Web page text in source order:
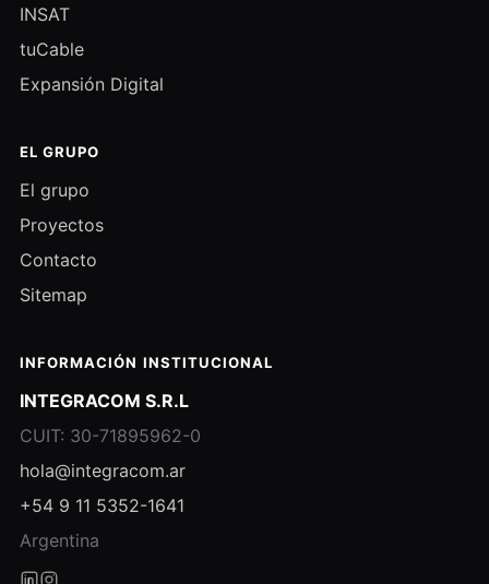
INSAT
tuCable
Expansión Digital
EL GRUPO
El grupo
Proyectos
Contacto
Sitemap
INFORMACIÓN INSTITUCIONAL
INTEGRACOM S.R.L
CUIT: 30-71895962-0
hola@integracom.ar
+54 9 11 5352-1641
Argentina